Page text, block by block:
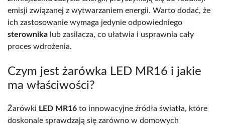
emisji związanej z wytwarzaniem energii. Warto dodać, że
ich zastosowanie wymaga jedynie odpowiedniego
sterownika lub zasilacza, co ułatwia i usprawnia cały
proces wdrożenia.
Czym jest żarówka LED MR16 i jakie
ma właściwości?
Żarówki LED MR16 to innowacyjne źródła światła, które
doskonale sprawdzają się zarówno w domowych